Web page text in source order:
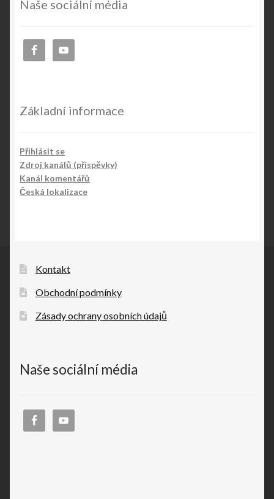
Naše sociální média
Základní informace
Přihlásit se
Zdroj kanálů (příspěvky)
Kanál komentářů
Česká lokalizace
Kontakt
Obchodní podmínky
Zásady ochrany osobních údajů
Naše sociální média